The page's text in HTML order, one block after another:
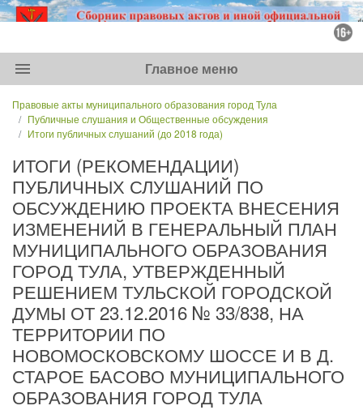
menu Главное меню
Правовые акты муниципального образования город Тула
Публичные слушания и Общественные обсуждения
Итоги публичных слушаний (до 2018 года)
ИТОГИ (РЕКОМЕНДАЦИИ)
ПУБЛИЧНЫХ СЛУШАНИЙ ПО
ОБСУЖДЕНИЮ ПРОЕКТА ВНЕСЕНИЯ
ИЗМЕНЕНИЙ В ГЕНЕРАЛЬНЫЙ ПЛАН
МУНИЦИПАЛЬНОГО ОБРАЗОВАНИЯ
ГОРОД ТУЛА, УТВЕРЖДЕННЫЙ
РЕШЕНИЕМ ТУЛЬСКОЙ ГОРОДСКОЙ
ДУМЫ ОТ 23.12.2016 № 33/838, НА
ТЕРРИТОРИИ ПО
НОВОМОСКОВСКОМУ ШОССЕ И В Д.
СТАРОЕ БАСОВО МУНИЦИПАЛЬНОГО
ОБРАЗОВАНИЯ ГОРОД ТУЛА